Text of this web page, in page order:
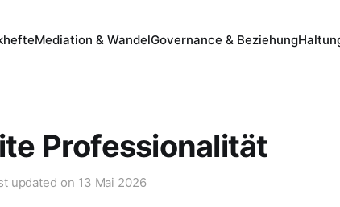
Mediation & WandelGovernance & Beziehung
Professionalität
updated on 13 Mai 2026